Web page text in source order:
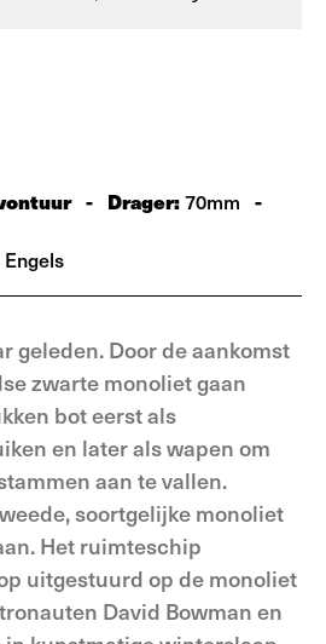
- Drager:70mm -
Engels
geleden. Door de aankomst
zwarte monoliet gaan
bot eerst als
en later als wapen om
aan te vallen.
soortgelijke monoliet
Het ruimteschip
uitgestuurd op de monoliet
David Bowman en